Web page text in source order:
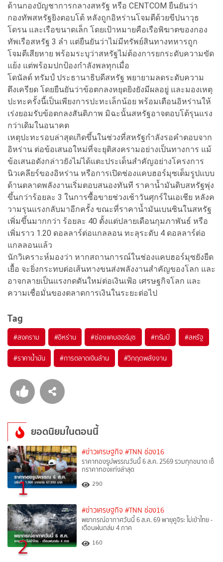
ด้านกองบัญชาการกลางสหรัฐ หรือ CENTCOM ยืนยันว่า
กองทัพสหรัฐยิงตอบโต้ หลังถูกอิหร่านโจมตีด้วยขีปนาวุธ
โดรน และเรือขนาดเล็ก โดยเป้าหมายคือเรือพิฆาตของกอง
ทัพเรือสหรัฐ 3 ลำ แต่ยืนยันว่าไม่มีทรัพย์สินทางทหารถูก
โจมตีเสียหาย พร้อมระบุว่าสหรัฐไม่ต้องการยกระดับความขัด
แย้ง แต่พร้อมปกป้องกำลังพลทุกเมื่อ
โดนัลด์ ทรัมป์ ประธานาธิบดีสหรัฐ พยายามลดระดับความ
ตึงเครียด โดยยืนยันว่าข้อตกลงหยุดยิงยังมีผลอยู่ และมองเหตุ
ปะทะครั้งนี้เป็นเพียงการปะทะเล็กน้อย พร้อมเตือนอิหร่านให้
เร่งยอมรับข้อตกลงสันติภาพ มิฉะนั้นสหรัฐอาจตอบโต้รุนแรง
กว่าเดิมในอนาคต
เหตุปะทะรอบล่าสุดเกิดขึ้นในช่วงที่สหรัฐกำลังรอคำตอบจาก
อิหร่าน ต่อข้อเสนอใหม่ที่จะยุติสงครามอย่างเป็นทางการ แม้
ข้อเสนอดังกล่าวยังไม่ได้แตะประเด็นสำคัญอย่างโครงการ
นิวเคลียร์ของอิหร่าน หรือการเปิดช่องแคบฮอร์มุซเต็มรูปแบบ
ด้านตลาดพลังงานเริ่มตอบสนองทันที ราคาน้ำมันดิบสหรัฐพุ่ง
ขึ้นกว่าร้อยละ 3 ในการซื้อขายช่วงเช้าวันศุกร์ในเอเชีย หลังค
วามรุนแรงกลับมาอีกครั้ง ขณะที่ราคาน้ำมันเบนซินในสหรัฐ
เพิ่มขึ้นมากกว่า ร้อยละ 40 ตั้งแต่ปลายเดือนกุมภาพันธ์ หรือ
เพิ่มราว 1.20 ดอลลาร์ต่อแกลลอน ทะลุระดับ 4 ดอลลาร์ต่อ
แกลลอนแล้ว
นักวิเคราะห์มองว่า หากสถานการณ์ในช่องแคบฮอร์มุซยังยืด
เยื้อ จะยิ่งกระทบต่อเส้นทางขนส่งพลังงานสำคัญของโลก และ
อาจกลายเป็นแรงกดดันใหม่ต่อเงินเฟ้อ เศรษฐกิจโลก และ
ความเชื่อมั่นของตลาดการเงินในระยะต่อไป
Tag
#สงคราม #อิหร่าน #ช่องแคบฮอร์มุซ #ทรัมป์ #สหรัฐ
#ราคาน้ำมัน #การตลาดเงินล้าน #วิกฤตพลังงาน
ยอดนิยมในตอนนี้
1
#ข่าวเศรษฐกิจ #TNN ช่อง16
ราคาทองรูปพรรณวันนี้ 6 ส.ค. 2569 รวมทุกขนาด เช็
กราคาทองแท่งล่าสุด
290
2
#ข่าวเศรษฐกิจ #TNN ช่อง16
พยากรณ์อากาศวันนี้ 6 ส.ค. 69 พายุคูจิระ ไม่เข้าไทย -
เตือนฝนถล่ม 4 ภาค
160